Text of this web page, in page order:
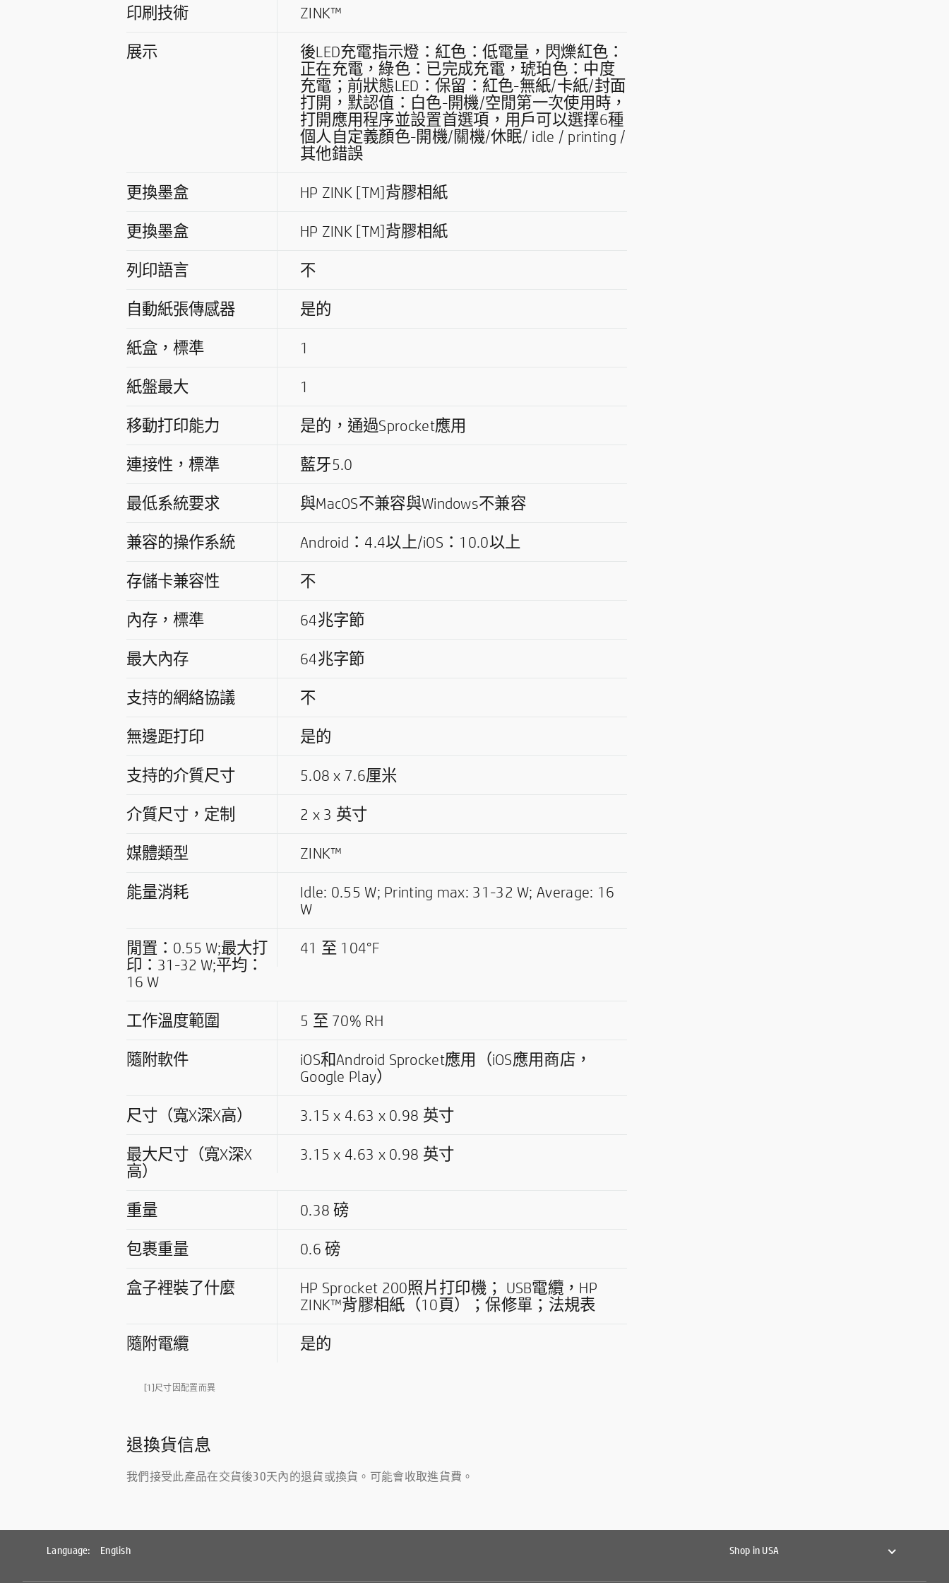
印刷技術
ZINK™
展示
後LED充電指示燈：紅色：低電量，閃爍紅色：
正在充電，綠色：已完成充電，琥珀色：中度
充電；前狀態LED：保留：紅色-無紙/卡紙/封面
打開，默認值：白色-開機/空閒第一次使用時，
打開應用程序並設置首選項，用戶可以選擇6種
個人自定義顏色-開機/關機/休眠/ idle / printing /
其他錯誤
更換墨盒
HP ZINK [TM]背膠相紙
更換墨盒
HP ZINK [TM]背膠相紙
列印語言
不
自動紙張傳感器
是的
紙盒，標準
1
紙盤最大
1
移動打印能力
是的，通過Sprocket應用
連接性，標準
藍牙5.0
最低系統要求
與MacOS不兼容與Windows不兼容
兼容的操作系統
Android：4.4以上/iOS：10.0以上
存儲卡兼容性
不
內存，標準
64兆字節
最大內存
64兆字節
支持的網絡協議
不
無邊距打印
是的
支持的介質尺寸
5.08 x 7.6厘米
介質尺寸，定制
2 x 3 英寸
媒體類型
ZINK™
能量消耗
Idle: 0.55 W; Printing max: 31-32 W; Average: 16
W
閒置：0.55 W;最大打
印：31-32 W;平均：
16 W
41 至 104°F
工作溫度範圍 5 至 70% RH
隨附軟件
iOS和Android Sprocket應用（iOS應用商店，
Google Play）
尺寸（寬X深X高）
3.15 x 4.63 x 0.98 英寸
最大尺寸（寬X深X
高）
3.15 x 4.63 x 0.98 英寸
重量 0.38磅
包裹重量
0.6磅
盒子裡裝了什麼
HP Sprocket 200照片打印機； USB電纜，HP
ZINK™背膠相紙（10頁）；保修單；法規表
隨附電纜
是的
[1]尺寸因配置而異
退換貨信息
我們接受此產品在交貨後30天內的退貨或換貨。可能會收取進貨費。
Language: English Shop in USA